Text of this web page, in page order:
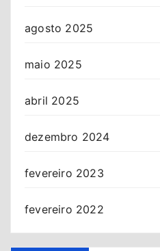
agosto 2025
maio 2025
abril 2025
dezembro 2024
fevereiro 2023
fevereiro 2022